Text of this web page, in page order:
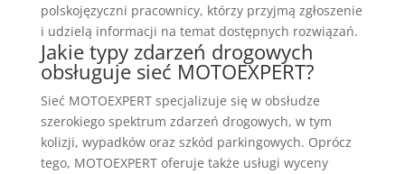
polskojęzyczni pracownicy, którzy przyjmą zgłoszenie
i udzielą informacji na temat dostępnych rozwiązań.
Jakie typy zdarzeń drogowych
obsługuje sieć MOTOEXPERT?
Sieć MOTOEXPERT specjalizuje się w obsłudze
szerokiego spektrum zdarzeń drogowych, w tym
kolizji, wypadków oraz szkód parkingowych. Oprócz
tego, MOTOEXPERT oferuje także usługi wyceny